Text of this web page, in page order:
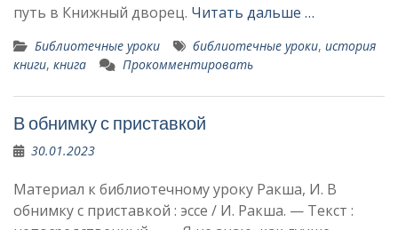
путь в Книжный дворец. Читать дальше …
Библиотечные уроки библиотечные уроки, история
книги, книга Прокомментировать
В обнимку с приставкой
30.01.2023
Материал к библиотечному уроку Ракша, И. В
обнимку с приставкой : эссе / И. Ракша. — Текст :